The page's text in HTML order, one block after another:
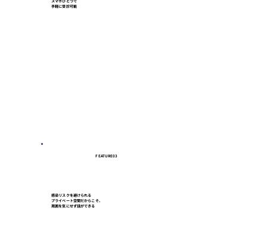
手軽に受診可能
FEATURE03
感染リスクを避けられる
プライベート空間だからこそ、
周囲を気にせず話ができる